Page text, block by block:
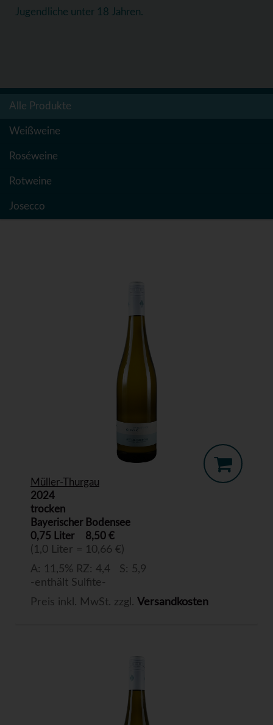
Jugendliche unter 18 Jahren.
Alle Produkte
Weißweine
Roséweine
Rotweine
Josecco
Müller-Thurgau
2024
trocken
Bayerischer Bodensee
0,75 Liter
8,50 €
(1,0 Liter = 10,66 €)
A: 11,5% RZ: 4,4 S: 5,9
-enthält Sulfite-
Preis inkl. MwSt. zzgl. Versandkosten